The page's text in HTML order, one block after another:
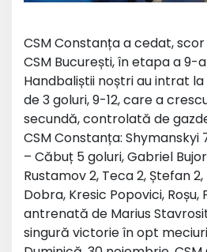
CSM Constanța a cedat,
CSM București, în etapa a 9-
Handbaliștii noștri au intrat
de 3 goluri, 9-12, care a
secundă, controlată de
CSM Constanța: Shymanskyi
– Căbuț 5 goluri, Gabriel Bujor
Rustamov 2, Teca 2, Ștefan
Dobra, Kresic Popovici, Roșu,
antrenată de Marius
singură victorie în opt